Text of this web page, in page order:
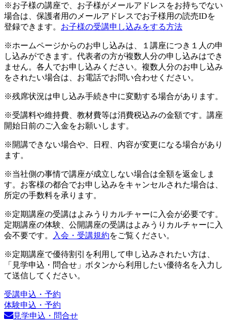
※お子様の講座で、お子様がメールアドレスをお持ちでない
場合は、保護者用のメールアドレスでお子様用の読売IDを
登録できます。 お子様の受講申し込みをする方法
※ホームページからのお申し込みは、１講座につき１人の申
し込みができます。代表者の方が複数人分の申し込みはでき
ません。各人でお申し込みください。複数人分のお申し込み
をされたい場合は、お電話でお問い合わせください。
※残席状況は申し込み手続き中に変動する場合があります。
※受講料や維持費、教材費等は消費税込みの金額です。講座
開始日前のご入金をお願いします。
※開講できない場合や、日程、内容が変更になる場合があり
ます。
※当社側の事情で講座が成立しない場合は全額を返金しま
す。お客様の都合でお申し込みをキャンセルされた場合は、
所定の手数料を承ります。
※定期講座の受講はよみうりカルチャーに入会が必要です。
定期講座の体験、公開講座の受講はよみうりカルチャーに入
会不要です。
入会・受講規約をご覧ください。
※定期講座で優待割引を利用して申し込みされたい方は、
「見学申込・問合せ」ボタンから利用したい優待名を入力し
て送信してください。
受講申込・予約
体験申込・予約
見学申込・問合せ